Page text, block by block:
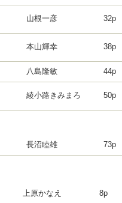
山根一彦 32p
本山輝幸 38p
八島隆敏 44p
綾小路きみまろ 50p
長沼睦雄 73p
上原かなえ 8p